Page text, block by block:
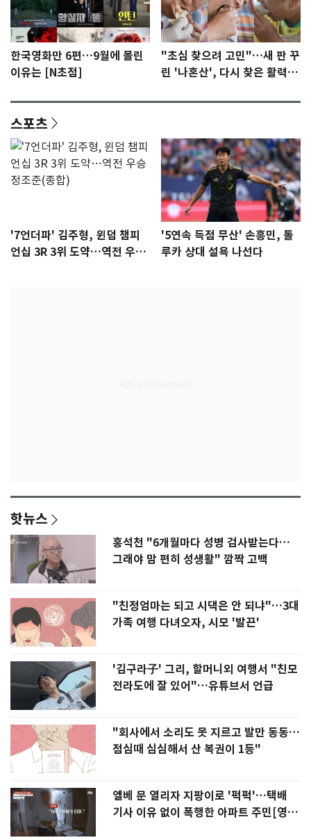
한국영화만 6편…9월에 몰린
이유는 [N초점]
"초심 찾으려 고민"…새 판 꾸
린 '나혼산', 다시 찾은 활력
스포츠
'7언더파' 김주형, 윈덤 챔피
언십 3R 3위 도약…역전 우승
'5연속 득점 무산' 손흥민, 톨
루카 상대 설욕 나선다
핫뉴스
홍석천 "6개월마다 성병 검사받는다…
그래야 맘 편히 성생활" 깜짝 고백
"친정엄마는 되고 시댁은 안 되냐"…3대
가족 여행 다녀오자, 시모 '발끈'
'김구라子' 그리, 할머니외 여행서 "친모
전라도에 잘 있어"…유튜브서 언급
"회사에서 소리도 못 지르고 발만 동동…
점심때 심심해서 산 복권이 1등"
엘베 문 열리자 지팡이로 '퍽퍽'…택배
기사 이유 없이 폭행한 아파트 주민[영